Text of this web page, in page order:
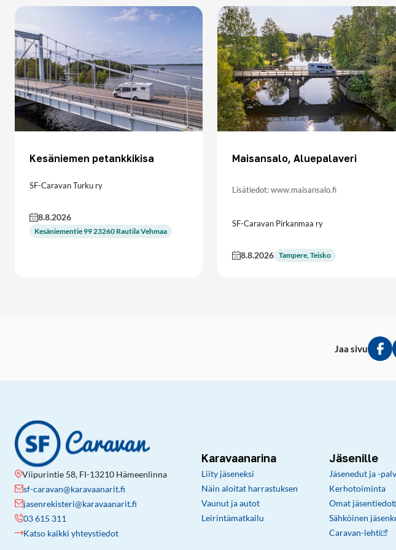
Kesäniemen petankkikisa
SF-Caravan Turku ry
8.8.2026
Kesäniementie 99 23260 Rautila Vehmaa
Maisansalo, Aluepalaveri
Lisätiedot: www.maisansalo.fi
SF-Caravan Pirkanmaa ry
8.8.2026 Tampere, Teisko
Jaa sivu
Jaa
Viipurintie 58, FI-13210 Hämeenlinna
sf-caravan@karavaanarit.fi
jasenrekisteri@karavaanarit.fi
03 615 311
Katso kaikki yhteystiedot
Karavaanarina
Liity jäseneksi
Näin aloitat harrastuksen
Vaunut ja autot
Leirintämatkailu
Jäsenille
Jäsenedut ja -
Kerhotoiminta
Omat jäsentiedot
Sähköinen
Caravan-lehti